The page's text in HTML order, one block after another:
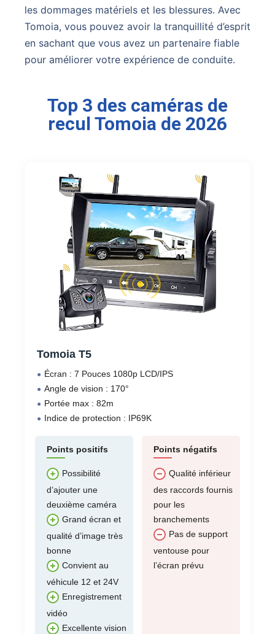
les dommages matériels et les blessures. Avec
Tomoia, vous pouvez avoir la tranquillité d’esprit
en sachant que vous avez un partenaire fiable
pour améliorer votre expérience de conduite.
Top 3 des caméras de
recul Tomoia de 2026
Tomoia T5
Écran : 7 Pouces 1080p LCD/IPS
Angle de vision : 170°
Portée max : 82m
Indice de protection : IP69K
Points positifs
Possibilité
d’ajouter une
deuxième caméra
Grand écran et
qualité d’image très
bonne
Convient au
véhicule 12 et 24V
Enregistrement
vidéo
Excellente vision
Points négatifs
Qualité inférieur
des raccords fournis
pour les
branchements
Pas de support
ventouse pour
l’écran prévu